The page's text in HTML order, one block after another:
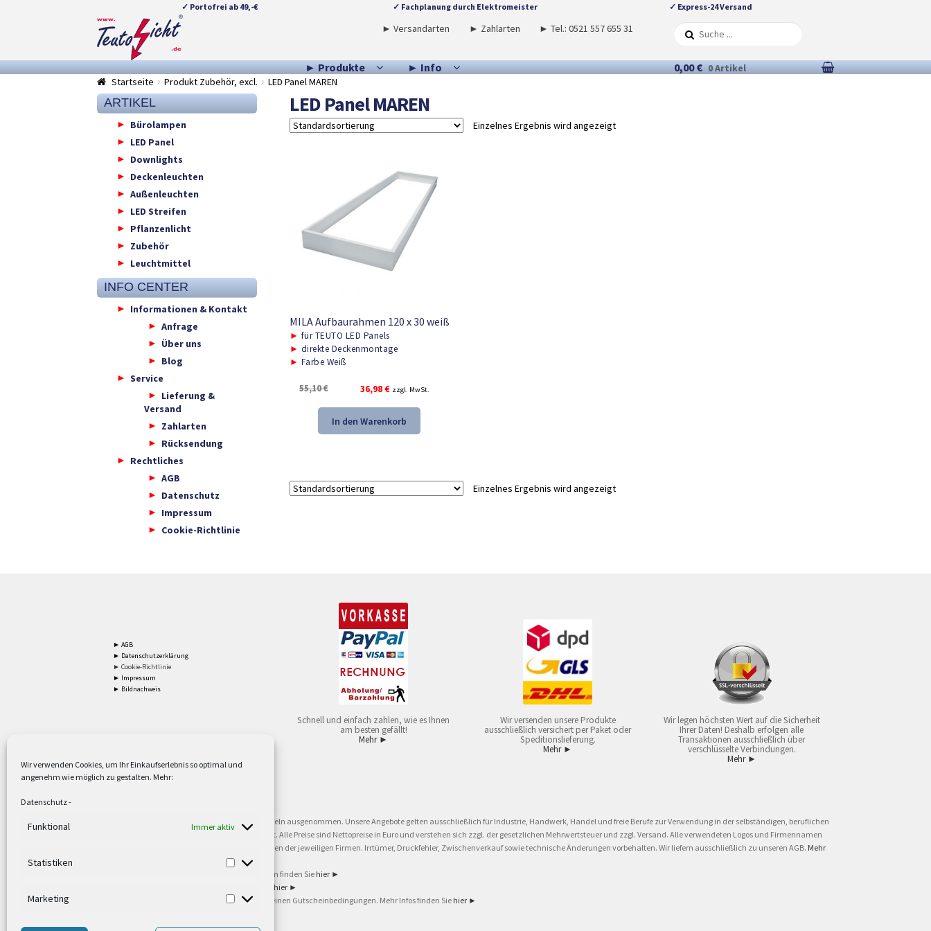
Wir verwenden Cookies, um Ihr Einkaufserlebnis so optimal und
angenehm wie möglich zu gestalten. Mehr:
Datenschutz-
Funktional Immer aktiv
Statistiken
Marketing
✓ Portofrei ab 49,-€ ✓ Fachplanung durch Elektromeister ✓ Express-24 Versand
Zur
Navigation
springen
Springe
zum
► Versandarten ► Zahlarten ► Tel.: 0521 557 655 31
► Produkte ► Info 0,00 € 0 Artikel
Startseite
Produkt Zubehör, excl. LED Panel MAREN
LED Panel MAREN
Einzelnes Ergebnis wird angezeigt
MILA Aufbaurahmen 120 x 30 weiß
► für TEUTO LED Panels
► direkte Deckenmontage
► Farbe Weiß
55,10€
Ursprünglicher
war:
55,10 €
36,98€Aktueller
ist:
36,98 €.
zzgl. MwSt.
In den Warenkorb
Einzelnes Ergebnis wird angezeigt
ARTIKEL
Bürolampen
LED Panel
Downlights
Deckenleuchten
Außenleuchten
LED Streifen
Pflanzenlicht
Zubehör
Leuchtmittel
INFO CENTER
Informationen & Kontakt
Anfrage
Über uns
Blog
Service
Lieferung &
Versand
Zahlarten
Rücksendung
Rechtliches
AGB
Datenschutz
Impressum
Cookie-Richtlinie
► AGB
► Datenschutzerklärung
► Cookie-Richtlinie
► Impressum
► Bildnachweis
Schnell und einfach zahlen, wie es Ihnen
am besten gefällt!
Mehr ►
Wir versenden unsere Produkte
ausschließlich versichert per Paket oder
Speditionslieferung.
Mehr ►
Wir legen höchsten Wert auf die Sicherheit
Ihrer Daten! Deshalb erfolgen alle
Transaktionen ausschließlich über
verschlüsselte Verbindungen.
Mehr ►
Versandkostenfrei ab 59,90 € Nettowarenwert. Inseln ausgenommen. Unsere Angebote gelten ausschließlich für Industrie, Handwerk, Handel und freie Berufe zur Verwendung in der selbständigen, beruflichen
oder gewerblichen Tätigkeit. Kein Verkauf an privat. Alle Preise sind Nettopreise in Euro und verstehen sich zzgl. der gesetzlichen Mehrwertsteuer und zzgl. Versand. Alle verwendeten Logos und Firmennamen
sind Warenzeichen oder eingetragene Warenzeichen der jeweiligen Firmen. Irrtümer, Druckfehler, Zwischenverkauf sowie technische Änderungen vorbehalten. Wir liefern ausschließlich zu unseren AGB. Mehr
Weitere Informationen und Zahlungsbedingungen finden Sie hier ►
hier ►
Ab 79,- Nettowarenwert. Es gelten unsere allgemeinen Gutscheinbedingungen. Mehr Infos finden Sie hier ►
©2002-2021 TEUTO LICHT GmbH